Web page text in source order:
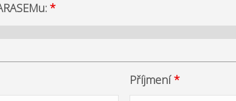
*
Příjmení*